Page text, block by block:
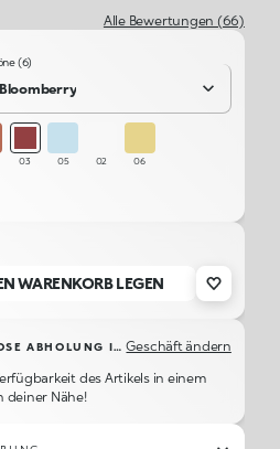
Alle Bewertungen (66)
(6)
03 05 02 06
WARENKORB LEGEN
KOSTENLOSE ABHOLUNG IM GESCHÄFT Geschäft ändern
des Artikels in einem
deiner Nähe!